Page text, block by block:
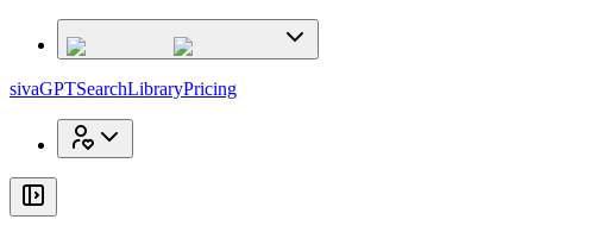
sivaGPTSearchLibraryPricing